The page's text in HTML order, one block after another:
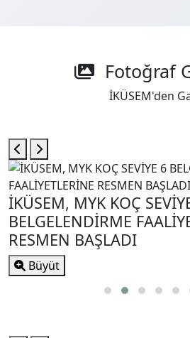
Fotoğraf
İKÜSEM'den
İKÜSEM, MYK KOÇ
BELGELENDİRME
RESMEN BAŞLADI
Büyüt